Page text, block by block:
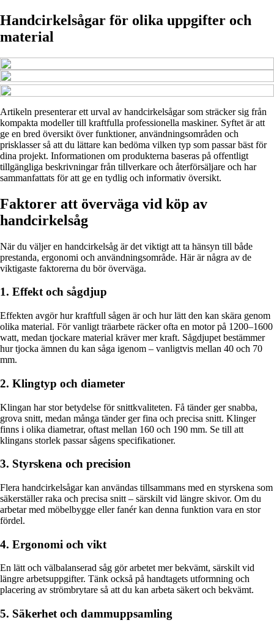
Handcirkelsågar för olika uppgifter och
material
Artikeln presenterar ett urval av handcirkelsågar som sträcker sig från
kompakta modeller till kraftfulla professionella maskiner. Syftet är att
ge en bred översikt över funktioner, användningsområden och
prisklasser så att du lättare kan bedöma vilken typ som passar bäst för
dina projekt. Informationen om produkterna baseras på offentligt
tillgängliga beskrivningar från tillverkare och återförsäljare och har
sammanfattats för att ge en tydlig och informativ översikt.
Faktorer att överväga vid köp av
handcirkelsåg
När du väljer en handcirkelsåg är det viktigt att ta hänsyn till både
prestanda, ergonomi och användningsområde. Här är några av de
viktigaste faktorerna du bör överväga.
1. Effekt och sågdjup
Effekten avgör hur kraftfull sågen är och hur lätt den kan skära genom
olika material. För vanligt träarbete räcker ofta en motor på 1200–1600
watt, medan tjockare material kräver mer kraft. Sågdjupet bestämmer
hur tjocka ämnen du kan såga igenom – vanligtvis mellan 40 och 70
mm.
2. Klingtyp och diameter
Klingan har stor betydelse för snittkvaliteten. Få tänder ger snabba,
grova snitt, medan många tänder ger fina och precisa snitt. Klinger
finns i olika diametrar, oftast mellan 160 och 190 mm. Se till att
klingans storlek passar sågens specifikationer.
3. Styrskena och precision
Flera handcirkelsågar kan användas tillsammans med en styrskena som
säkerställer raka och precisa snitt – särskilt vid längre skivor. Om du
arbetar med möbelbygge eller fanér kan denna funktion vara en stor
fördel.
4. Ergonomi och vikt
En lätt och välbalanserad såg gör arbetet mer bekvämt, särskilt vid
längre arbetsuppgifter. Tänk också på handtagets utformning och
placering av strömbrytare så att du kan arbeta säkert och bekvämt.
5. Säkerhet och dammuppsamling